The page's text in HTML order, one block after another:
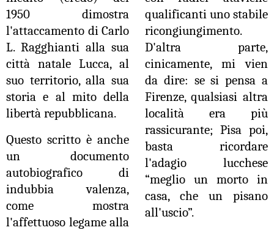
1950 dimostra
l'attaccamento di Carlo
L. Ragghianti alla sua
città natale Lucca, al
suo territorio, alla sua
storia e al mito della
libertà repubblicana.
Questo scritto è anche
un documento
autobiografico di
indubbia valenza,
come mostra
l'affettuoso legame alla
qualificanti uno stabile
ricongiungimento.
D'altra parte,
cinicamente, mi vien
da dire: se si pensa a
Firenze, qualsiasi altra
località era più
rassicurante; Pisa poi,
basta ricordare
l'adagio lucchese
“meglio un morto in
casa, che un pisano
all'uscio”.